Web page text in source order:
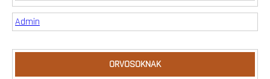
Admin
ORVOSOKNAK